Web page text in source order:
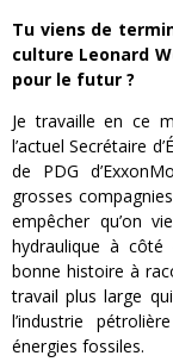
Tu viens de
culture Leonard
pour le futur ?
Je travaille en ce
l’actuel Secrétaire
de PDG
grosses
empêcher qu’on
hydraulique à côté
bonne histoire à
travail plus large
l’industrie
énergies fossiles.